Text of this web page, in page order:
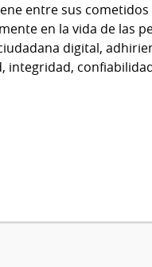
entre sus
en la vida de las
digital,
integridad,